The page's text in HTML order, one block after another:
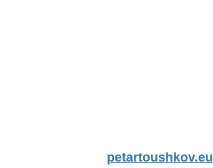
petartoushkov.eu